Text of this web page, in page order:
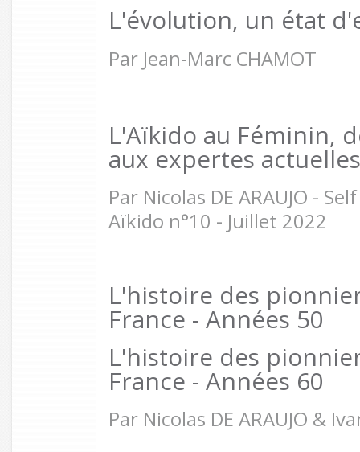
L'évolution, un état
Par Jean-Marc CHAMOT
L'Aïkido au Féminin,
aux expertes actuelles
Par Nicolas DE ARAUJO -
Aïkido n°10 - Juillet 2022
L'histoire des
France - Années 50
L'histoire des
France - Années 60
Par Nicolas DE ARAUJO &